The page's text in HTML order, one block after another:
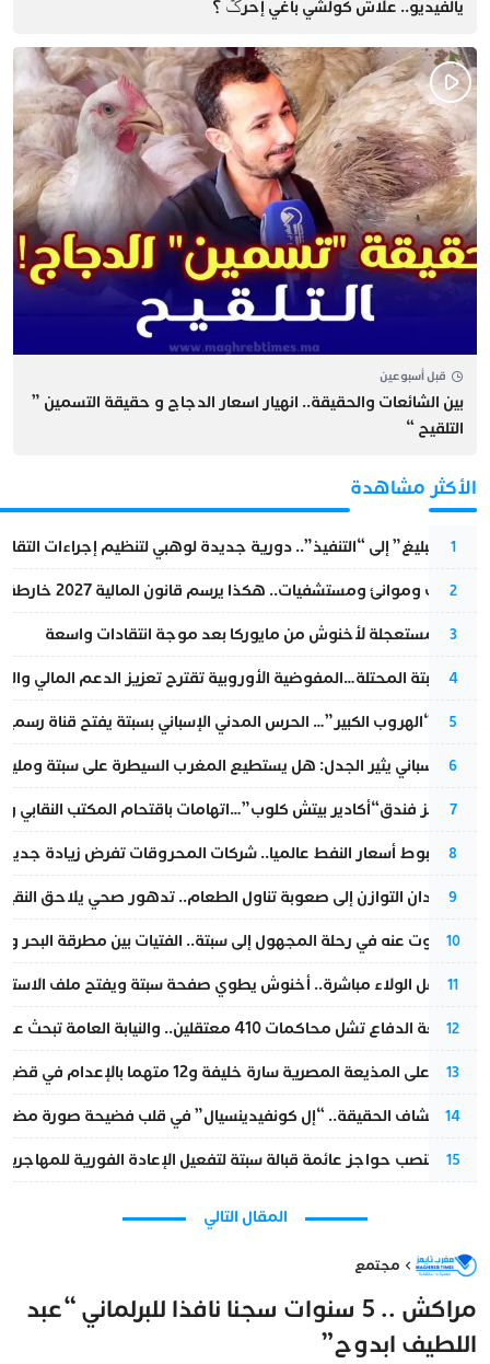
يالفيديو.. علاش كولشي باغي إحرݣ ؟
قبل أسبوعين
بين الشائعات والحقيقة.. انهيار اسعار الدجاج و حقيقة التسمين ”
التلقيح “
الأكثر مشاهدة
1
من “التبليغ” إلى “التنفيذ”.. دورية جديدة لوهبي لتنظيم إجراءات
2
قطارات وموانئ ومستشفيات.. هكذا يرسم قانون المالية 2027 خارطة المغرب المقبل
3
عودة مستعجلة لأخنوش من مايوركا بعد موجة انتقادات واسعة
4
أزمة سبتة المحتلة…المفوضية الأوروبية تقترح تعزيز الدعم المالي
5
عملية “الهروب الكبير”… الحرس المدني الإسباني بسبتة يفتح قناة
6
تقرير إسباني يثير الجدل: هل يستطيع المغرب السيطرة على سبتة
7
أزمة تهز فندق“أكادير بيتش كلوب”…اتهامات باقتحام المكتب النقابي
8
رغم هبوط أسعار النفط عالميا.. شركات المحروقات تفرض زيادة
9
من فقدان التوازن إلى صعوبة تناول الطعام.. تدهور صحي يلاحق النقيب
10
المسكوت عنه في رحلة المجهول إلى سبتة.. الفتيات بين مطرقة البحر
11
بعد حفل الولاء مباشرة.. أخنوش يطوي صفحة سبتة ويفتح ملف
12
مقاطعة الدفاع تشل محاكمات 410 معتقلين.. والنيابة العامة تبحث عن حل قانوني
13
الحكم على المذيعة المصرية سارة خليفة و12 متهما بالإعدام في قضية هزت بلاد الفراعنة
14
بعد انكشاف الحقيقة.. “إل كونفيدينسيال” في قلب فضيحة صورة
15
إسبانيا تنصب حواجز عائمة قبالة سبتة لتفعيل الإعادة الفورية للمهاجرين
المقال التالي
مجتمع
مراكش .. 5 سنوات سجنا نافذا للبرلماني “عبد
اللطيف ابدوح”